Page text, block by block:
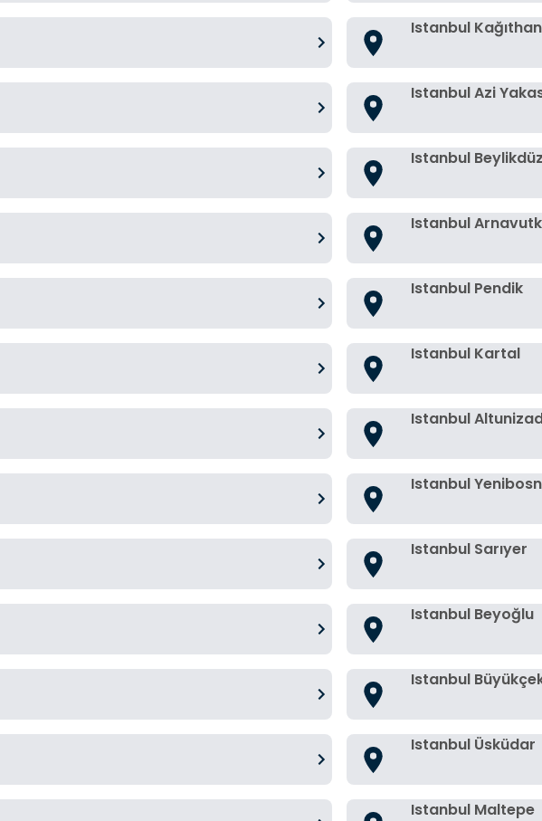
Istanbul
Istanbul Azi
Istanbul
Istanbul
Istanbul Pendik
Istanbul Kartal
Istanbul
Istanbul
Istanbul Sarıyer
Istanbul Beyoğlu
Istanbul
Istanbul Üsküdar
Istanbul Maltepe